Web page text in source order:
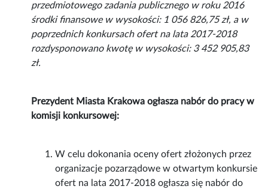
przedmiotowego zadania publicznego w roku 2016
środki finansowe w wysokości: 1 056 826,75 zł, a w
poprzednich konkursach ofert na lata 2017-2018
rozdysponowano kwotę w wysokości: 3 452 905,83
zł.
Prezydent Miasta Krakowa ogłasza nabór do pracy w
komisji konkursowej:
W celu dokonania oceny ofert złożonych przez
organizacje pozarządowe w otwartym konkursie
ofert na lata 2017-2018 ogłasza się nabór do